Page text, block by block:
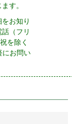
す。
お知り
（フリ
を除く
にお問い